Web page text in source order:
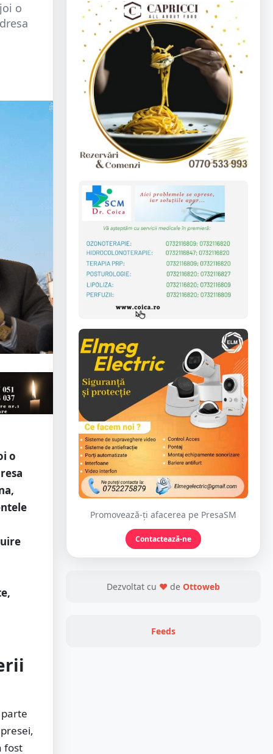
o
o
fost
Promovează-ți afacerea pe PresaSM
Contactează-ne
Dezvoltat cu ❤ de Ottoweb
Feeds